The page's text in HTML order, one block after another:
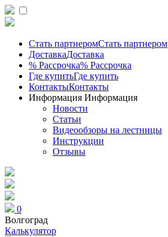
Стать партнеромСтать партнером
ДоставкаДоставка
% Рассрочка% Рассрочка
Где купитьГде купить
КонтактыКонтакты
Информация Информация
Новости
Статьи
Видеообзоры на лестницы
Инструкции
Отзывы
0
Волгоград
Калькулятор